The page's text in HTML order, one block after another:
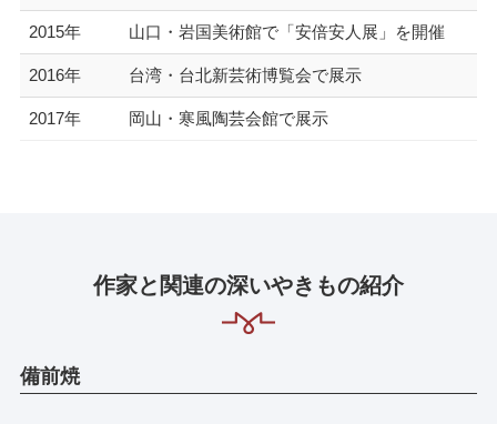
2015年 山口・岩国美術館で「安倍安人展」を開催
2016年 台湾・台北新芸術博覧会で展示
2017年 岡山・寒風陶芸会館で展示
作家と関連の深いやきもの紹介
備前焼